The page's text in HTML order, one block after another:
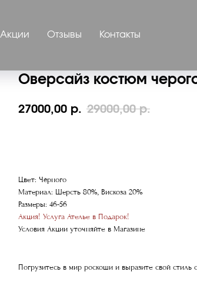
Акции Отзывы Контакты
Оверсайз костюм
27000,00 р. 29000,00 р.
Цвет: Чёрного
Материал: Шерсть 80%, Вискоза 20%
Размеры: 46-56
Акция! Услуга Ателье в Подарок!
Условия Акции уточняйте в Магазине
Погрузитесь в мир роскоши и выразите свой стиль